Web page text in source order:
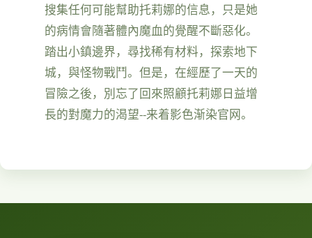
搜集任何可能幫助托莉娜的信息，只是她
的病情會隨著體內魔血的覺醒不斷惡化。
踏出小鎮邊界，尋找稀有材料，探索地下
城，與怪物戰鬥。但是，在經歷了一天的
冒險之後，別忘了回來照顧托莉娜日益增
長的對魔力的渴望--来着影色渐染官网。